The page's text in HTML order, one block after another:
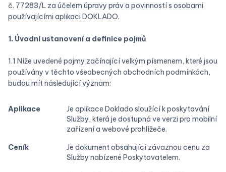
č. 77283/L za účelem úpravy práv a povinností s osobami
používajícími aplikaci DOKLADO.
1. Úvodní ustanovení a definice pojmů
1.1 Níže uvedené pojmy začínající velkým písmenem, které jsou
používány v těchto všeobecných obchodních podmínkách,
budou mít následující význam:
Aplikace
Je aplikace Doklado sloužící k poskytování
Služby, která je dostupná ve verzi pro mobilní
zařízení a webové prohlížeče.
Ceník
Je dokument obsahující závaznou cenu za
Služby nabízené Poskytovatelem.